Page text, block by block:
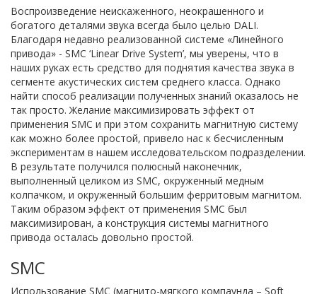
Воспроизведение неискаженного, неокрашенного и
богатого деталями звука всегда было целью DALI.
Благодаря недавно реализованной системе «Линейного
привода» - SMC ‘Linear Drive System’, мы уверены, что в
наших руках есть средство для поднятия качества звука в
сегменте акустических систем среднего класса. Однако
найти способ реализации полученных знаний оказалось не
так просто. Желание максимизировать эффект от
применения SMC и при этом сохранить магнитную систему
как можно более простой, привело нас к бесчисленным
экспериментам в нашем исследовательском подразделении.
В результате получился полюсный наконечник,
выполненный целиком из SMC, окруженный медным
колпачком, и окруженный большим ферритовым магнитом.
Таким образом эффект от применения SMC был
максимизирован, а конструкция системы магнитного
привода осталась довольно простой.
SMC
Использование SMC (магнито-мягкого компаунда – Soft